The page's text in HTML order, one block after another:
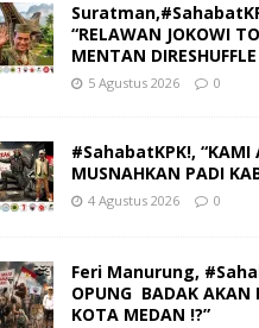
“RELAWAN JOKOWI
MENTAN
5 Agustus 2026 0
#SahabatKPK!, “KAMI
MUSNAHKAN PADI
4 Agustus 2026 0
Feri Manurung,
OPUNG BADAK AKAN
KOTA MEDAN !?”